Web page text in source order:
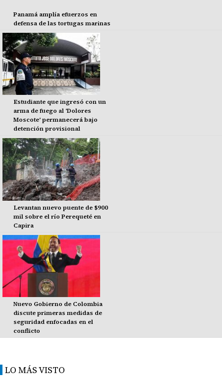
Panamá amplía efuerzos en
defensa de las tortugas marinas
Estudiante que ingresó con un
arma de fuego al 'Dolores
Moscote' permanecerá bajo
detención provisional
Levantan nuevo puente de $900
mil sobre el río Perequeté en
Capira
Nuevo Gobierno de Colombia
discute primeras medidas de
seguridad enfocadas en el
conflicto
LO MÁS VISTO